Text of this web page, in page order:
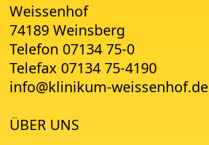
ÜBER UNS
Weissenhof
74189 Weinsberg
Telefon 07134 75-0
Telefax 07134 75-4190
info@klinikum-weissenhof.de